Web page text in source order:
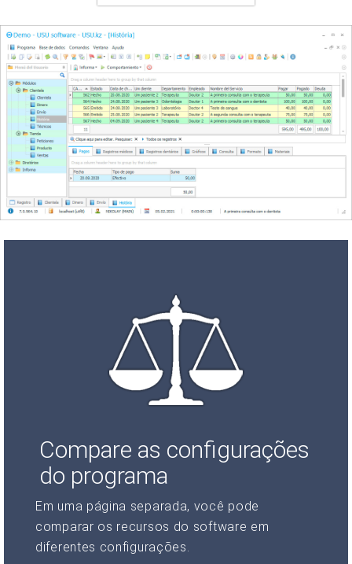
Compare as configurações
do programa
Em uma página separada, você pode
comparar os recursos do software em
diferentes configurações.